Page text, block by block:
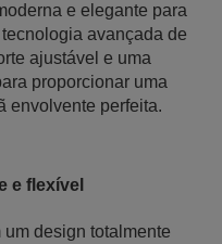
e elegante para
avançada de
ajustável e uma
proporcionar uma
envolvente perfeita.
e flexível
design totalmente